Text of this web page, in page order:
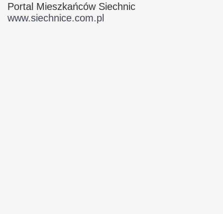
Portal Mieszkańców Siechnic
www.siechnice.com.pl